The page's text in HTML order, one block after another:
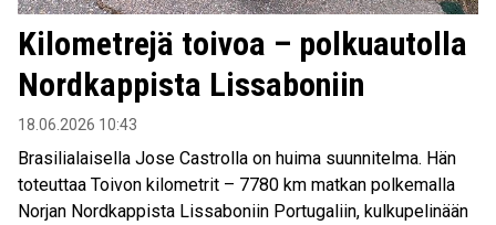
Kilometrejä toivoa – polkuautolla
Nordkappista Lissaboniin
18.06.2026 10:43
Brasilialaisella Jose Castrolla on huima suunnitelma. Hän
toteuttaa Toivon kilometrit – 7780 km matkan polkemalla
Norjan Nordkappista Lissaboniin Portugaliin, kulkupelinään